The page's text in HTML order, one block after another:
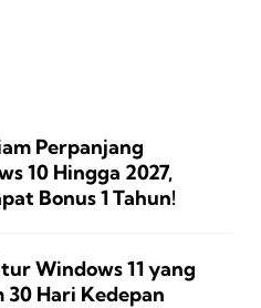
Perpanjang
10 Hingga 2027,
Bonus 1 Tahun!
Windows 11 yang
Hari Kedepan